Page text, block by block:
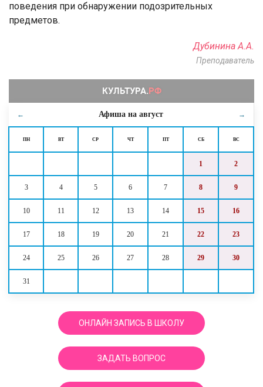
← Афиша на август →
ПН ВТ СР ЧТ ПТ СБ ВС
1 2
3 4 5 6 7 8 9
10 11 12 13 14 15 16
17 18 19 20 21 22 23
24 25 26 27 28 29 30
31
ОНЛАЙН ЗАПИСЬ В ШКОЛУ
ЗАДАТЬ ВОПРОС
поведения при обнаружении подозрительных
предметов.
Дубинина А.А.
Преподаватель